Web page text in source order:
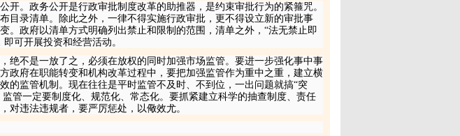
开。政务公开是行政审批制度改革的助推器，是约束审批行为的紧箍咒。
目录清单。除此之外，一律不得实施行政审批，更不得设立新的审批事
。政府以清单方式明确列出禁止和限制的范围，清单之外，“法无禁止即
可开展投资和经营活动。
绝不是一放了之，必须在放权的同时加强市场监管。要进一步强化事中事
政府在职能转变和机构改革过程中，要把加强监管作为重中之重，建立横
的监管机制。现在往往是平时监管不及时、不到位，一出问题就搞“突
管一定要制度化、规范化、常态化。要抓紧建立科学的抽查制度、责任
对违法违规者，要严厉惩处，以儆效尤。